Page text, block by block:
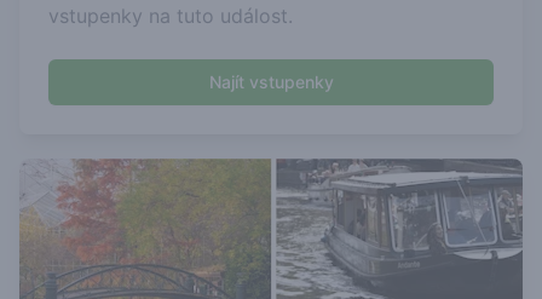
vstupenky na tuto událost.
Najít vstupenky